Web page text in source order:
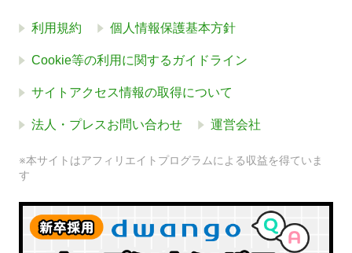
利用規約 個人情報保護基本方針
Cookie等の利用に関するガイドライン
サイトアクセス情報の取得について
法人・プレスお問い合わせ 運営会社
※本サイトはアフィリエイトプログラムによる収益を得ていま
す